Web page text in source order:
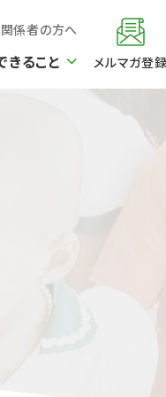
係者の方へ
きること メルマガ登録